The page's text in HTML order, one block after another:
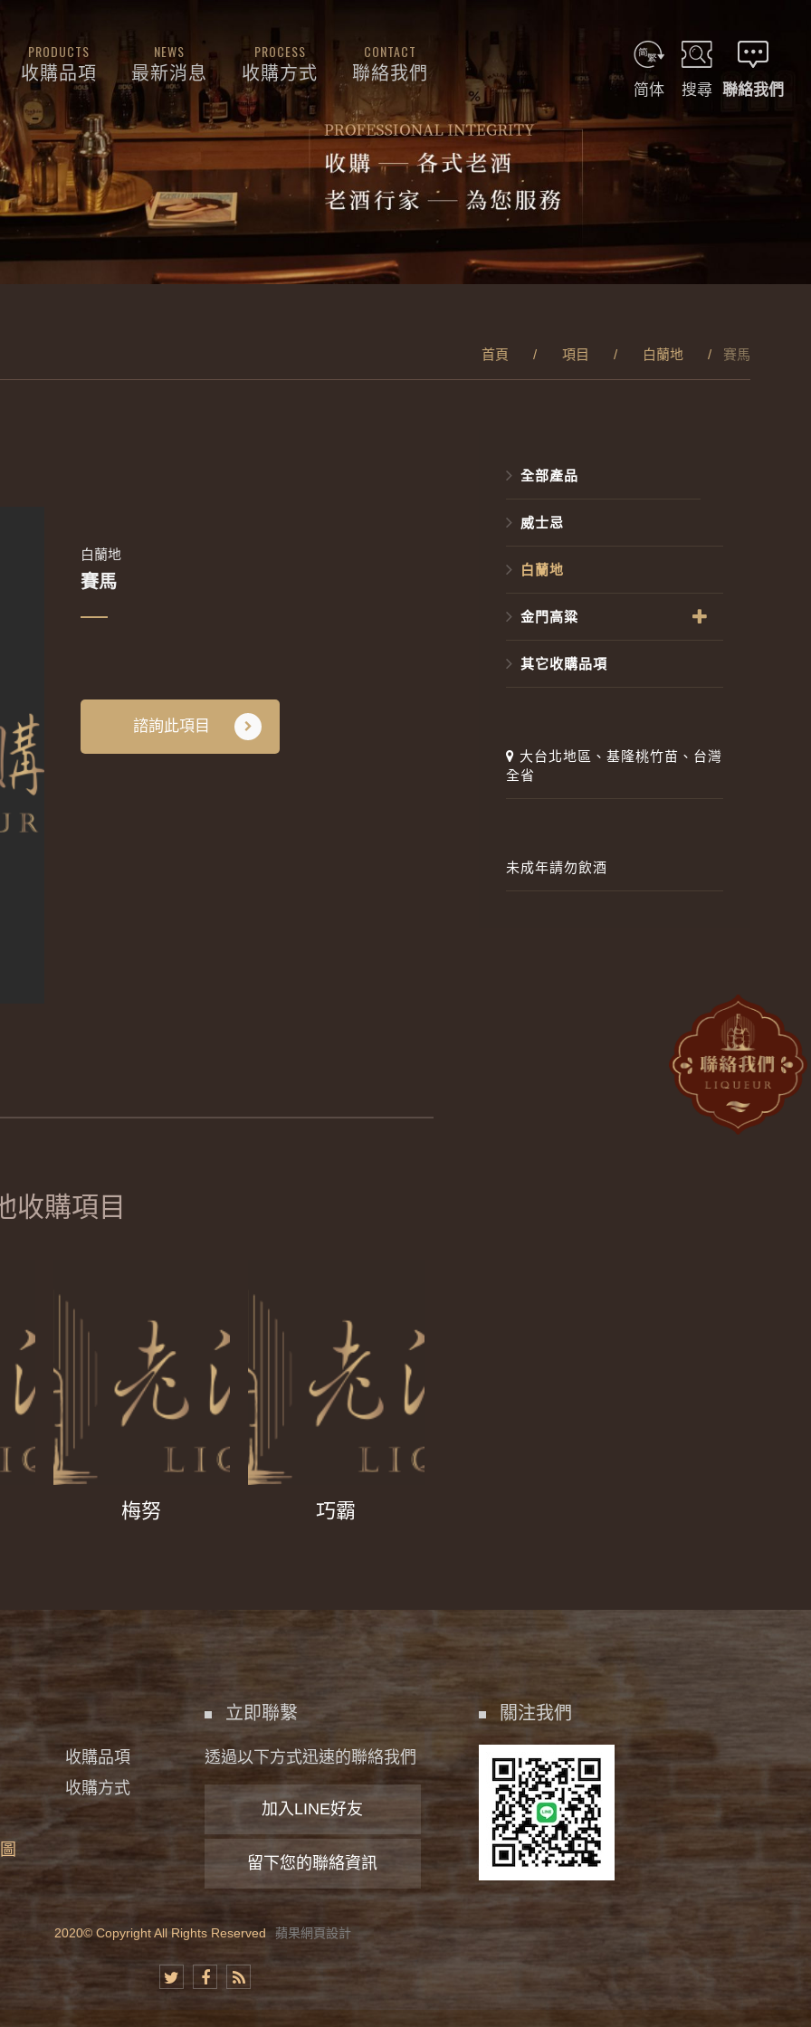
PRODUCTS
收購品項
NEWS
最新消息
PROCESS
收購方式
CONTACT
聯絡我們
聯絡我們
搜尋
简体
首頁 項目 白蘭地 賽馬
白蘭地
賽馬
諮詢此項目
收購項目
梅努 巧霸
全部產品
威士忌
白蘭地
金門高粱
其它收購品項
大台北地區、基隆桃竹苗、台灣
全省
未成年請勿飲酒
收購品項
收購方式
立即聯繫
透過以下方式迅速的聯絡我們
加入LINE好友
留下您的聯絡資訊
關注我們
2020© Copyright All Rights Reserved 蘋果網頁設計